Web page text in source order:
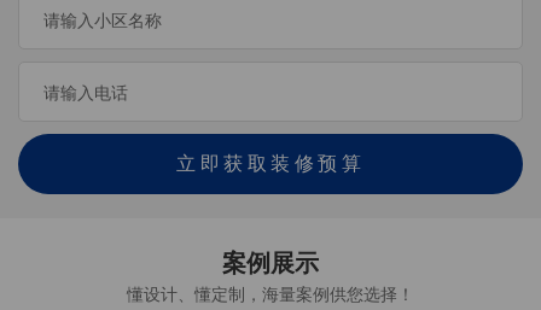
立即获取装修预算
案例展示
懂设计、懂定制，海量案例供您选择！